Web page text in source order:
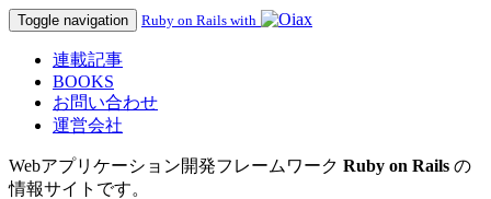
Toggle navigation Ruby on Rails with
連載記事
BOOKS
お問い合わせ
運営会社
Webアプリケーション開発フレームワーク Ruby on Rails の
情報サイトです。